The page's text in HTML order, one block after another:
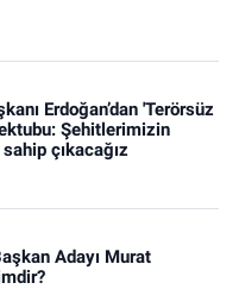
Erdoğan’dan 'Terörsüz
Şehitlerimizin
çıkacağız
Adayı Murat